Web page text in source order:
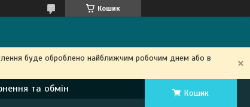
Кошик
буде оброблено найближчим робочим днем ​​або в
та обмін Кошик